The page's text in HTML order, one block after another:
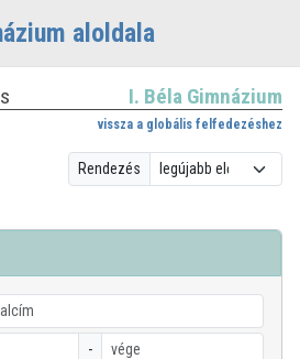
aloldala
I. Béla Gimnázium
vissza a globális felfedezéshez
Rendezés
-